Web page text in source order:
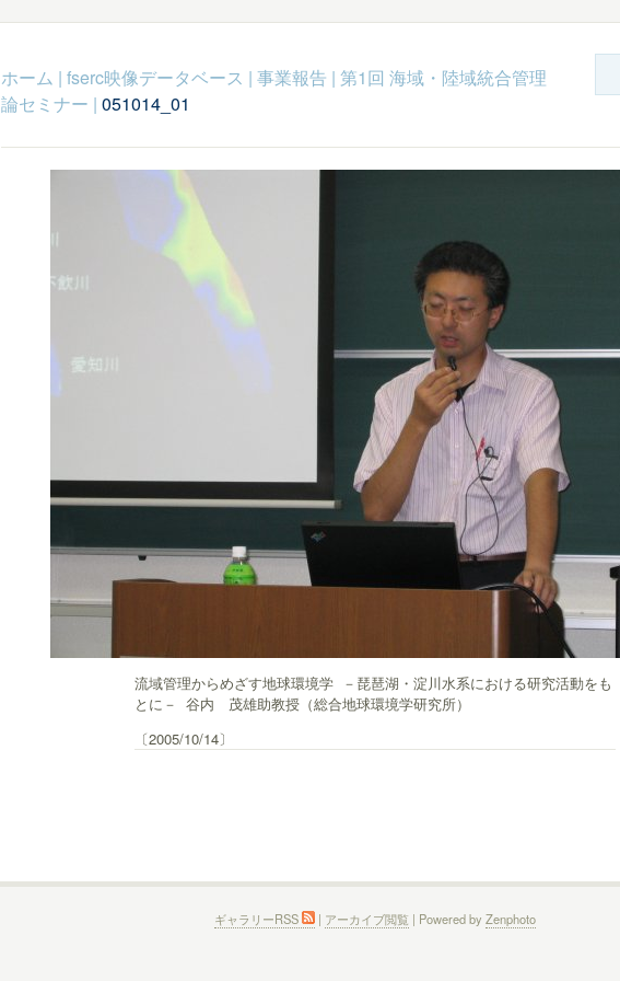
ホーム | fserc映像データベース | 事業報告 | 第1回 海域・陸域統合管理
論セミナー | 051014_01
流域管理からめざす地球環境学 －琵琶湖・淀川水系における研究活動をも
とに－ 谷内 茂雄助教授（総合地球環境学研究所）
〔2005/10/14〕
ギャラリーRSS | アーカイブ閲覧 | Powered by Zenphoto